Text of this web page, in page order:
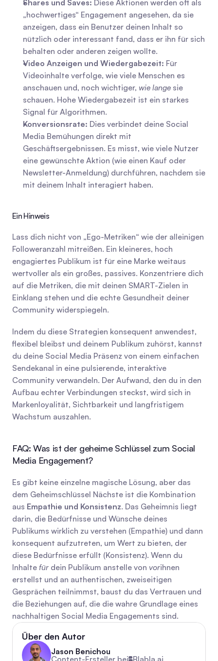
Shares und Saves: Diese Aktionen werden oft als
„hochwertiges“ Engagement angesehen, da sie
anzeigen, dass ein Benutzer deinen Inhalt so
nützlich oder interessant fand, dass er ihn für sich
behalten oder anderen zeigen wollte.
Video Anzeigen und Wiedergabezeit: Für
Videoinhalte verfolge, wie viele Menschen es
anschauen und, noch wichtiger, wie lange sie
schauen. Hohe Wiedergabezeit ist ein starkes
Signal für Algorithmen.
Konversionsrate: Dies verbindet deine Social
Media Bemühungen direkt mit
Geschäftsergebnissen. Es misst, wie viele Nutzer
eine gewünschte Aktion (wie einen Kauf oder
Newsletter-Anmeldung) durchführen, nachdem sie
mit deinem Inhalt interagiert haben.
Ein Hinweis
Lass dich nicht von „Ego-Metriken“ wie der alleinigen
Followeranzahl mitreißen. Ein kleineres, hoch
engagiertes Publikum ist für eine Marke weitaus
wertvoller als ein großes, passives. Konzentriere dich
auf die Metriken, die mit deinen SMART-Zielen in
Einklang stehen und die echte Gesundheit deiner
Community widerspiegeln.
Indem du diese Strategien konsequent anwendest,
flexibel bleibst und deinem Publikum zuhörst, kannst
du deine Social Media Präsenz von einem einfachen
Sendekanal in eine pulsierende, interaktive
Community verwandeln. Der Aufwand, den du in den
Aufbau echter Verbindungen steckst, wird sich in
Markenloyalität, Sichtbarkeit und langfristigem
Wachstum auszahlen.
FAQ: Was ist der geheime Schlüssel zum Social
Media Engagement?
Es gibt keine einzelne magische Lösung, aber das
dem Geheimschlüssel Nächste ist die Kombination
aus Empathie und Konsistenz. Das Geheimnis liegt
darin, die Bedürfnisse und Wünsche deines
Publikums wirklich zu verstehen (Empathie) und dann
konsequent aufzutreten, um Wert zu bieten, der
diese Bedürfnisse erfüllt (Konsistenz). Wenn du
Inhalte für dein Publikum anstelle von vorihnen
erstellst und an authentischen, zweiseitigen
Gesprächen teilnimmst, baust du das Vertrauen und
die Beziehungen auf, die die wahre Grundlage eines
nachhaltigen Social Media Engagements sind.
Über den Autor
Jason Benichou
Content-Ersteller bei Blabla.ai